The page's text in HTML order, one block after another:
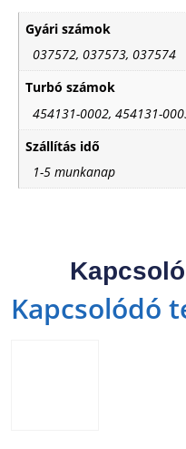
Gyári számok
037572, 037573, 037574
Turbó számok
454131-0002, 454131-
Szállítás idő
1-5 munkanap
Kapcsolódó